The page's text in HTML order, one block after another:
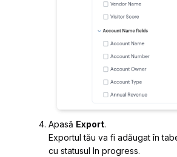
Apasă Export.
Exportul tău va fi adăugat în
cu statusul In progress.